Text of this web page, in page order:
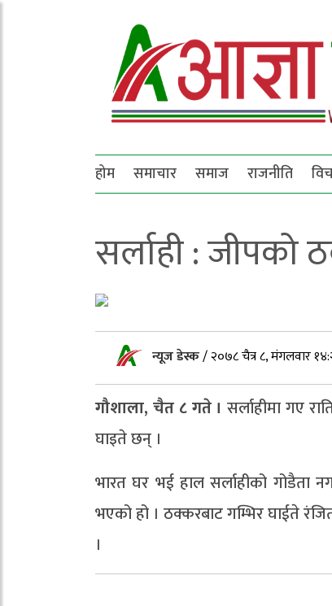
होम समाचार समाज राजनीति
सर्लाही :
न्यूज डेस्क/२०७८ चैत्र ८, मंगलवार
गौशाला, चैत ८ गते । सर्लाहीमा गए
घाइते छन् ।
भारत घर भई हाल सर्लाहीको गोडैता
भएको हो । ठक्करबाट गम्भिर घाईते
।